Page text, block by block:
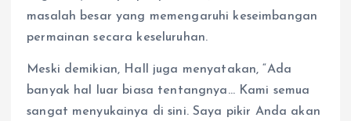
masalah besar yang memengaruhi keseimbangan
permainan secara keseluruhan.
Meski demikian, Hall juga menyatakan, “Ada
banyak hal luar biasa tentangnya… Kami semua
sangat menyukainya di sini. Saya pikir Anda akan